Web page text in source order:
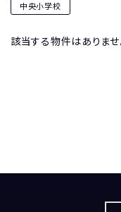
中央小学校
該当する物件はありませ